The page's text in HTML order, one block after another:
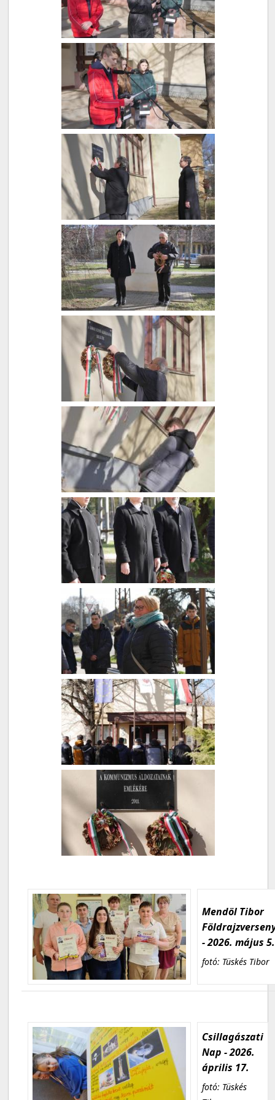
Mendöl Tibor
- 2026. május 5.
fotó: Tüskés Tibor
Csillagászati
Nap - 2026.
április 17.
fotó: Tüskés